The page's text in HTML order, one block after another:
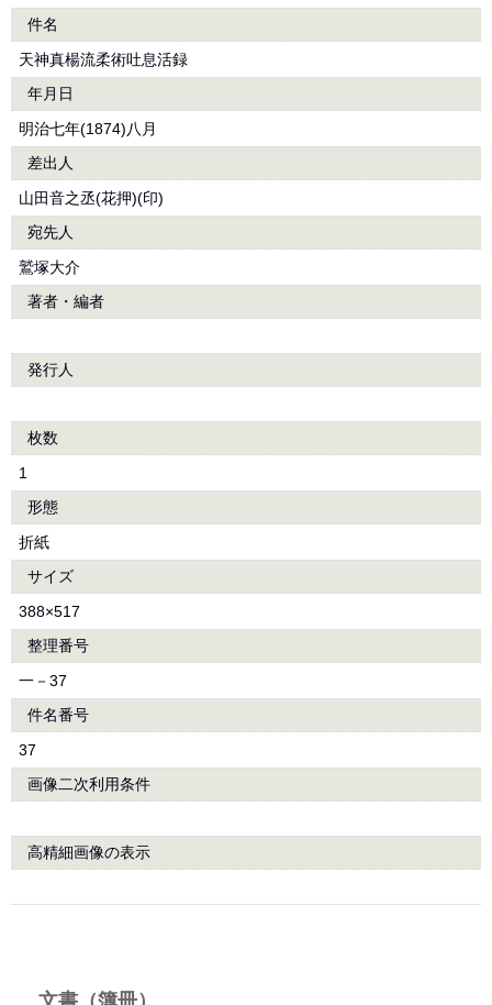
件名
天神真楊流柔術吐息活録
年月日
明治七年(1874)八月
差出人
山田音之丞(花押)(印)
宛先人
鷲塚大介
著者・編者
発行人
枚数
1
形態
折紙
サイズ
388×517
整理番号
一－37
件名番号
37
画像二次利用条件
高精細画像の表示
文書（簿冊）